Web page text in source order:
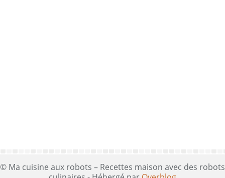
© Ma cuisine aux robots – Recettes maison avec des robots